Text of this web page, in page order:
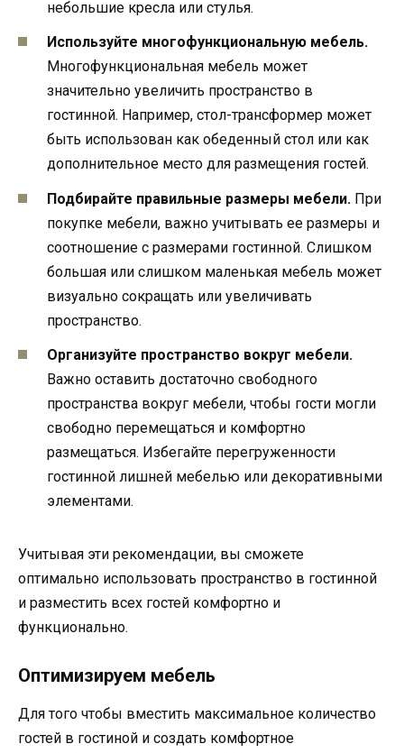
небольшие кресла или стулья.
Используйте многофункциональную мебель.
Многофункциональная мебель может
значительно увеличить пространство в
гостинной. Например, стол-трансформер может
быть использован как обеденный стол или как
дополнительное место для размещения гостей.
Подбирайте правильные размеры мебели. При
покупке мебели, важно учитывать ее размеры и
соотношение с размерами гостинной. Слишком
большая или слишком маленькая мебель может
визуально сокращать или увеличивать
пространство.
Организуйте пространство вокруг мебели.
Важно оставить достаточно свободного
пространства вокруг мебели, чтобы гости могли
свободно перемещаться и комфортно
размещаться. Избегайте перегруженности
гостинной лишней мебелью или декоративными
элементами.
Учитывая эти рекомендации, вы сможете
оптимально использовать пространство в гостинной
и разместить всех гостей комфортно и
функционально.
Оптимизируем мебель
Для того чтобы вместить максимальное количество
гостей в гостиной и создать комфортное